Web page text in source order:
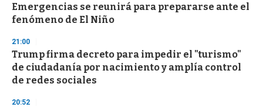
Emergencias se reunirá para prepararse ante el
fenómeno de El Niño
21:00
Trump firma decreto para impedir el "turismo"
de ciudadanía por nacimiento y amplía control
de redes sociales
20:52